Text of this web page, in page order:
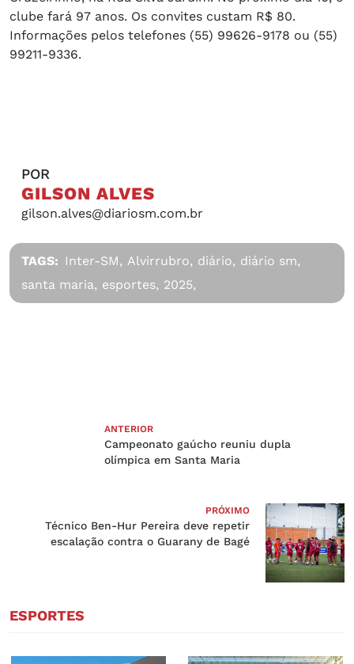
clube fará 97 anos. Os convites custam R$ 80.
Informações pelos telefones (55) 99626-9178 ou (55)
99211-9336.
POR
GILSON ALVES
gilson.alves@diariosm.com.br
TAGS: Inter-SM, Alvirrubro, diário, diário sm,
santa maria, esportes, 2025,
ANTERIOR
Campeonato gaúcho reuniu dupla
olímpica em Santa Maria
PRÓXIMO
Técnico Ben-Hur Pereira deve repetir
escalação contra o Guarany de Bagé
ESPORTES